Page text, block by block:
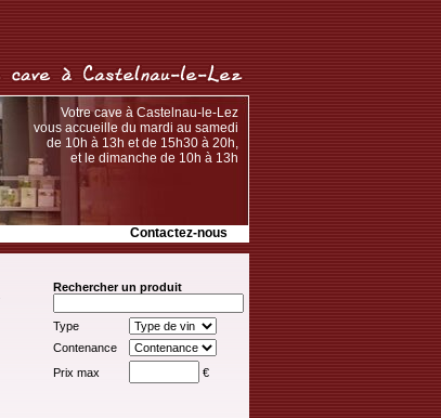
Votre cave à Castelnau-le-Lez
vous accueille du mardi au samedi
de 10h à 13h et de 15h30 à 20h,
et le dimanche de 10h à 13h
Contactez-nous
Rechercher un produit
Type
Contenance
Prix max
€